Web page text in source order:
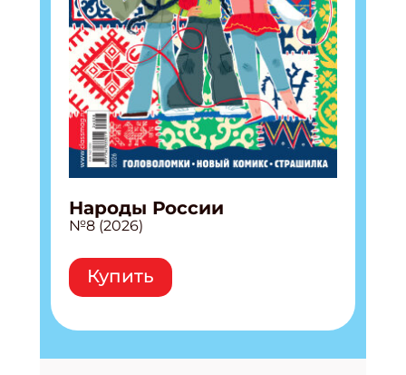
Народы России
№8 (2026)
Купить